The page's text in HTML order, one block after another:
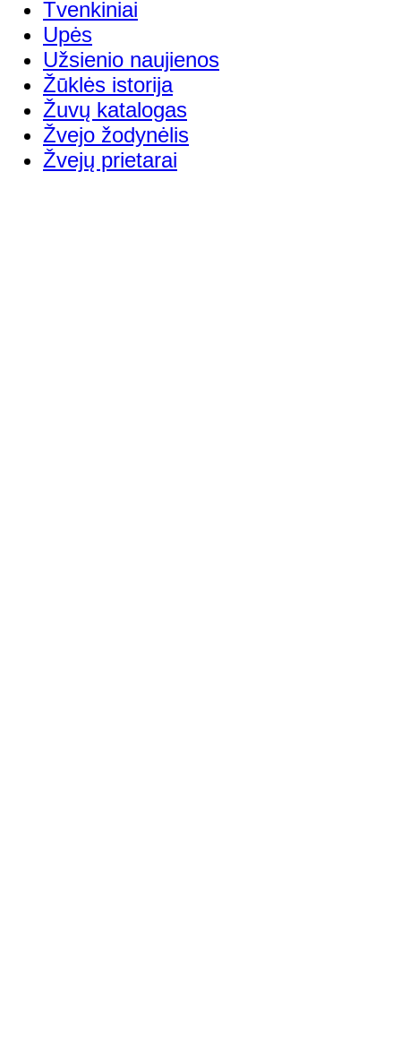
Tvenkiniai
Upės
Užsienio naujienos
Žūklės istorija
Žuvų katalogas
Žvejo žodynėlis
Žvejų prietarai